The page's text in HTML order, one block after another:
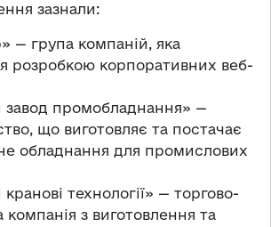
зазнали:
— група компаній, яка
розробкою корпоративних веб-
завод промобладнання» —
що виготовляє та постачає
обладнання для промислових
кранові технології» — торгово-
компанія з виготовлення та